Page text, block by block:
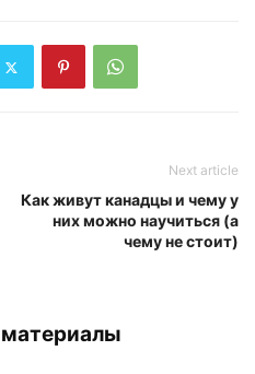
Next article
Как живут канадцы и чему у
них можно научиться (а
чему не стоит)